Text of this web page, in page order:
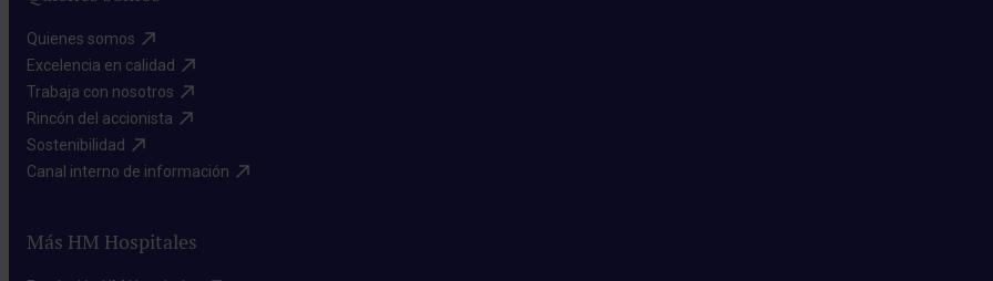
Quienes somos​
Excelencia en calidad​
Trabaja con nosotros​
Rincón del accionista​
Sostenibilidad​
Canal interno de información​
Más HM Hospitales